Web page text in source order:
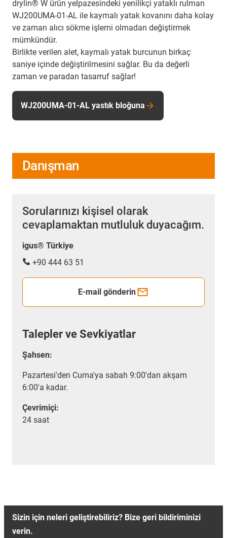
drylin® W ürün yelpazesindeki yenilikçi yataklı rulman
WJ200UMA-01-AL ile kaymalı yatak kovanını daha kolay
ve zaman alıcı sökme işlemi olmadan değiştirmek
mümkündür.
Birlikte verilen alet, kaymalı yatak burcunun birkaç
saniye içinde değiştirilmesini sağlar. Bu da değerli
zaman ve paradan tasarruf sağlar!
WJ200UMA-01-AL yastık bloğuna
Danışman
Sorularınızı kişisel olarak
cevaplamaktan mutluluk duyacağım.
igus® Türkiye
+90 444 63 51
E-mail gönderin
Talepler ve Sevkiyatlar
Şahsen:
Pazartesi'den Cuma'ya sabah 9:00'dan akşam
6:00'a kadar.
Çevrimiçi:
24 saat
Sizin için neleri geliştirebiliriz? Bize geri bildiriminizi
verin.